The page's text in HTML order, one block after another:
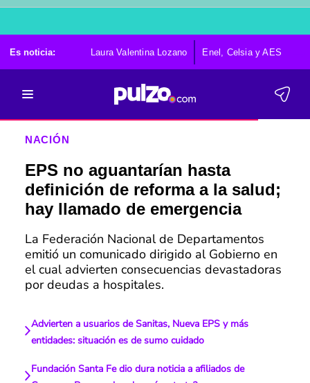
Es noticia: Laura Valentina Lozano Enel, Celsia y AES
NACIÓN
EPS no aguantarían hasta
definición de reforma a la salud;
hay llamado de emergencia
La Federación Nacional de Departamentos
emitió un comunicado dirigido al Gobierno en
el cual advierten consecuencias devastadoras
por deudas a hospitales.
Advierten a usuarios de Sanitas, Nueva EPS y más
entidades: situación es de sumo cuidado
Fundación Santa Fe dio dura noticia a afiliados de